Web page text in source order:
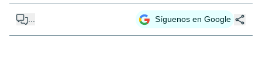
Síguenos en Google